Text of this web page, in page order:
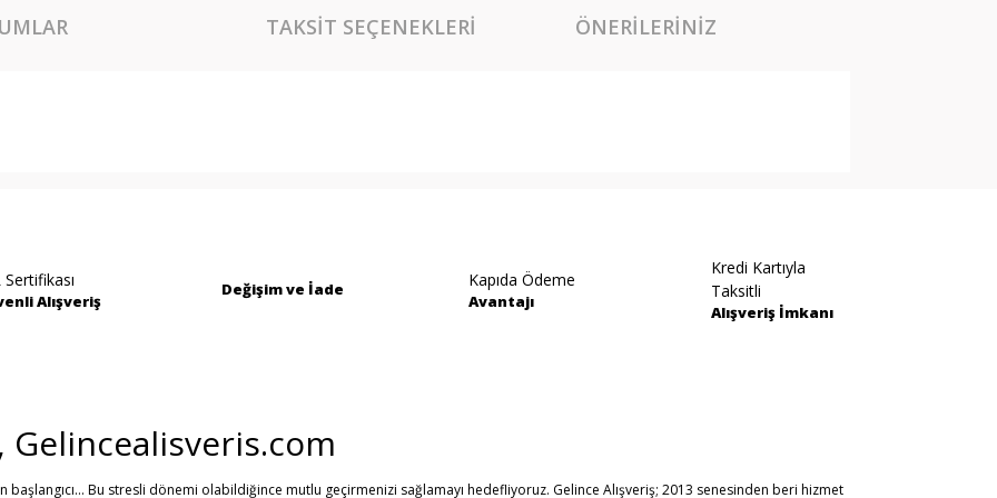
TAKSIT SEÇENEKLERI ÖNERILERINIZ
Sertifikası
Alışveriş
Değişim ve İade Kapıda Ödeme
Avantajı
Kredi Kartıyla
Taksitli
Alışveriş İmkanı
Gelincealisveris.com
başlangıcı... Bu stresli dönemi olabildiğince mutlu geçirmenizi sağlamayı hedefliyoruz. Gelince Alışveriş; 2013 senesinden beri hizmet